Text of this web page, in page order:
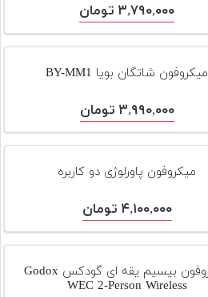
۳,۷۹۰,۰۰۰ تومان
میکروفون شاتگان بویا BY-MM1
۳,۹۹۰,۰۰۰ تومان
میکروفون پاورلوژی دو کاربره
۴,۱۰۰,۰۰۰ تومان
میکروفون بیسیم یقه ای گودکس Godox
WEC 2-Person Wireless